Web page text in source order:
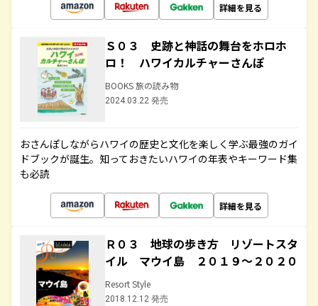
詳細を見る
Ｓ０３ 史跡と神話の舞台をホロホ
ロ！ ハワイカルチャーさんぽ
BOOKS 旅の読み物
2024.03.22 発売
おさんぽしながらハワイの歴史と文化を楽しく学ぶ最強のガイ
ドブックが誕生。知っておきたいハワイの年表やキーワード集
も必読
詳細を見る
Ｒ０３ 地球の歩き方 リゾートスタ
イル マウイ島 ２０１９～２０２０
Resort Style
2018.12.12 発売